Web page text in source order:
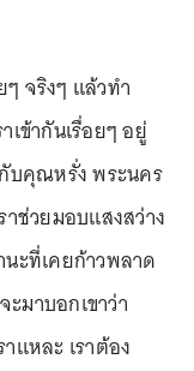
จริงๆ แล้วทำ
เข้ากันเรื่อยๆ อยู่
บคุณหรั่ง พระนคร
ช่วยมอบแสงสว่าง
ะที่เคยก้าวพลาด
ะมาบอกเขาว่า
แหละ เราต้อง